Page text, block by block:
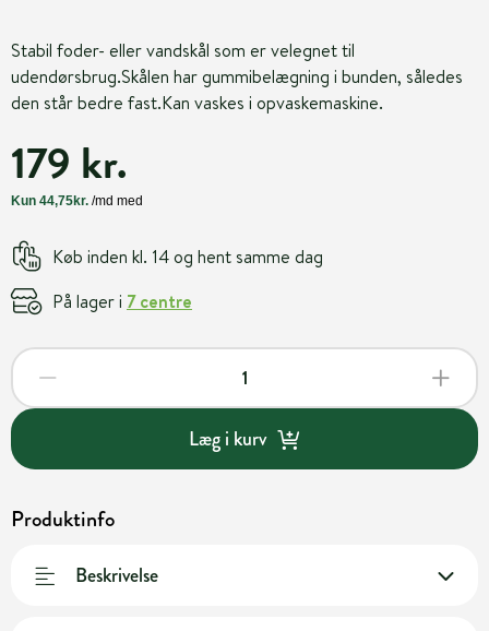
Stabil foder- eller vandskål som er velegnet til
udendørsbrug.Skålen har gummibelægning i bunden, således
den står bedre fast.Kan vaskes i opvaskemaskine.
179 kr.
Køb inden kl. 14 og hent samme dag
På lager i 7 centre
Læg i kurv
Produktinfo
Beskrivelse